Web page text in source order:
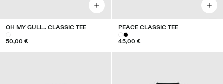
OH MY GULL.. CLASSIC TEE
50,00 €
PEACE CLASSIC TEE
45,00 €